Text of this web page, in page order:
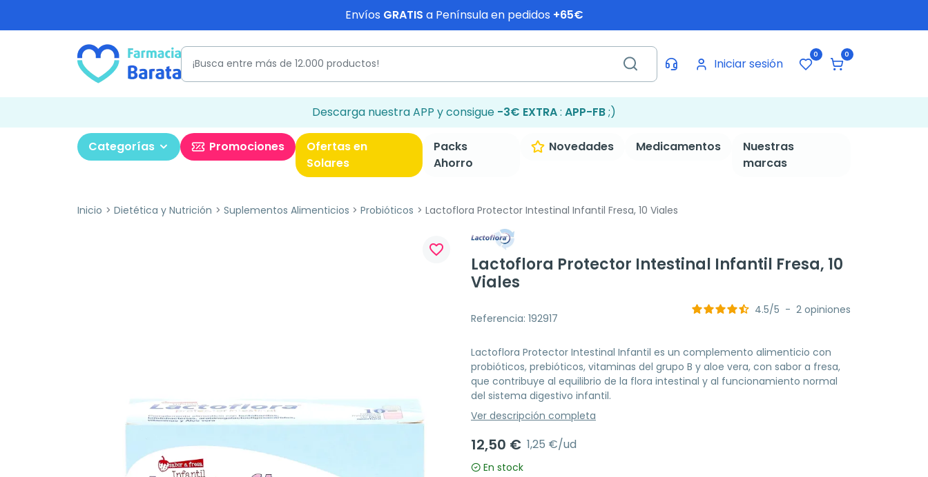
Envíos GRATIS a Península en pedidos +65€
Iniciar sesión
0 0
Descarga nuestra APP y consigue -3€ EXTRA: APP-FB;)
Categorías Promociones
Ofertas en
Solares
Packs
Ahorro
Novedades Medicamentos
Nuestras
marcas
Inicio Dietética y Nutrición Suplementos Alimenticios Probióticos Lactoflora Protector Intestinal Infantil Fresa, 10 Viales
favorite_border
Lactoflora Protector Intestinal Infantil Fresa, 10
Viales
Referencia: 192917
4.5/5 - 2 opiniones
Lactoflora Protector Intestinal Infantil es un complemento alimenticio con
probióticos, prebióticos, vitaminas del grupo B y aloe vera, con sabor a fresa,
que contribuye al equilibrio de la flora intestinal y al funcionamiento normal
del sistema digestivo infantil.
Ver descripción completa
12,50 € 1,25 €/ud
En stock